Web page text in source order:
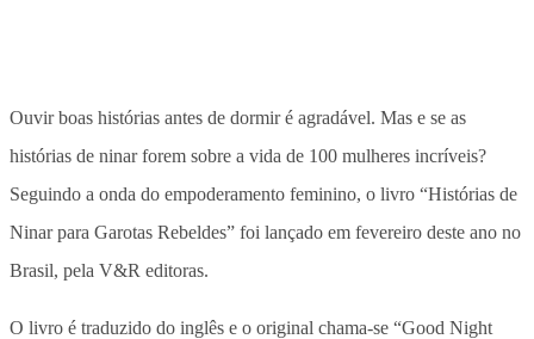
Ouvir boas histórias antes de dormir é agradável. Mas e se as
histórias de ninar forem sobre a vida de 100 mulheres incríveis?
Seguindo a onda do empoderamento feminino, o livro “Histórias de
Ninar para Garotas Rebeldes” foi lançado em fevereiro deste ano no
Brasil, pela V&R editoras.
O livro é traduzido do inglês e o original chama-se “Good Night